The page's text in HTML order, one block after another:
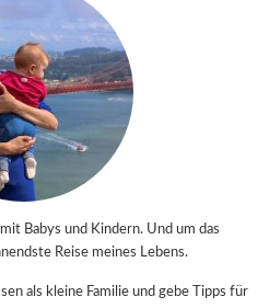
Babys und Kindern. Und um das
Reise meines Lebens.
als kleine Familie und gebe Tipps für